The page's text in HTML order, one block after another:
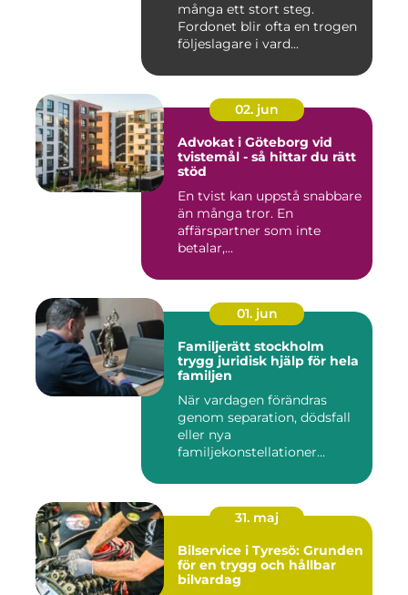
många ett stort steg.
Fordonet blir ofta en trogen
följeslagare i vard...
02. jun
Advokat i Göteborg vid
tvistemål - så hittar du rätt
stöd
En tvist kan uppstå snabbare
än många tror. En
affärspartner som inte
betalar,...
01. jun
Familjerätt stockholm
trygg juridisk hjälp för hela
familjen
När vardagen förändras
genom separation, dödsfall
eller nya
familjekonstellationer
31. maj
Bilservice i Tyresö: Grunden
för en trygg och hållbar
bilvardag